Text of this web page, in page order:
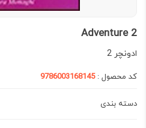
Adventure 2
ادونچر 2
کد محصول :9786003168145
دسته بندی